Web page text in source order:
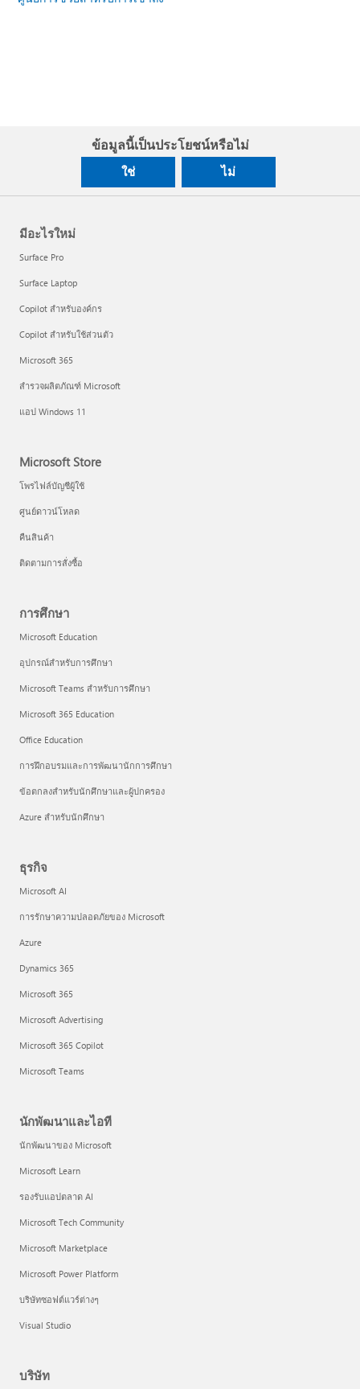
ข้อมูลนี้เป็นประโยชน์หรือไม่
ใช่ ไม่
มีอะไรใหม่
Surface Pro
Surface Laptop
Copilot สำหรับองค์กร
Copilot สำหรับใช้ส่วนตัว
Microsoft 365
สำรวจผลิตภัณฑ์ Microsoft
แอป Windows 11
Microsoft Store
โพรไฟล์บัญชีผู้ใช้
ศูนย์ดาวน์โหลด
คืนสินค้า
ติดตามการสั่งซื้อ
การศึกษา
Microsoft Education
อุปกรณ์สำหรับการศึกษา
Microsoft Teams สำหรับการศึกษา
Microsoft 365 Education
Office Education
การฝึกอบรมและการพัฒนานักการศึกษา
ข้อตกลงสำหรับนักศึกษาและผู้ปกครอง
Azure สำหรับนักศึกษา
ธุรกิจ
Microsoft AI
การรักษาความปลอดภัยของ Microsoft
Azure
Dynamics 365
Microsoft 365
Microsoft Advertising
Microsoft 365 Copilot
Microsoft Teams
นักพัฒนาและไอที
นักพัฒนาของ Microsoft
Microsoft Learn
รองรับแอปตลาด AI
Microsoft Tech Community
Microsoft Marketplace
Microsoft Power Platform
บริษัทซอฟต์แวร์ต่างๆ
Visual Studio
บริษัท